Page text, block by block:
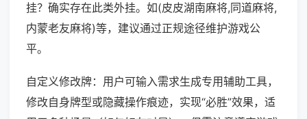
挂？确实存在此类外挂。如(皮皮湖南麻将,同道麻将,
内蒙老友麻将)等，建议通过正规途径维护游戏公
平。
自定义修改牌：用户可输入需求生成专用辅助工具，
修改自身牌型或隐藏操作痕迹，实现“必胜”效果，适